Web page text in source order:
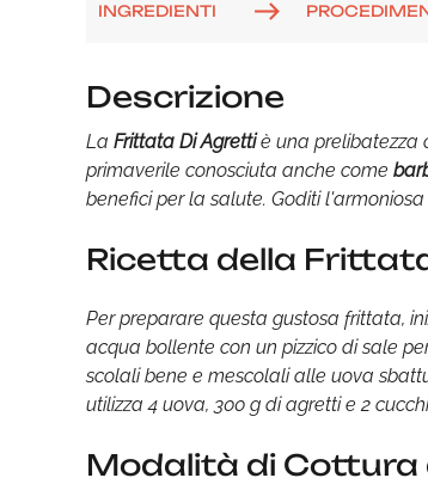
INGREDIENTI
Descrizione
La Frittata Di Agrettiè una prelibatezza
primaverile conosciuta anche come
benefici per la salute. Goditi
Ricetta della
Per preparare questa gustosa frittata,
acqua bollente con un pizzico di sale
scolali bene e mescolali alle uova
utilizza 4 uova, 300 g di agretti e 2
Modalità di